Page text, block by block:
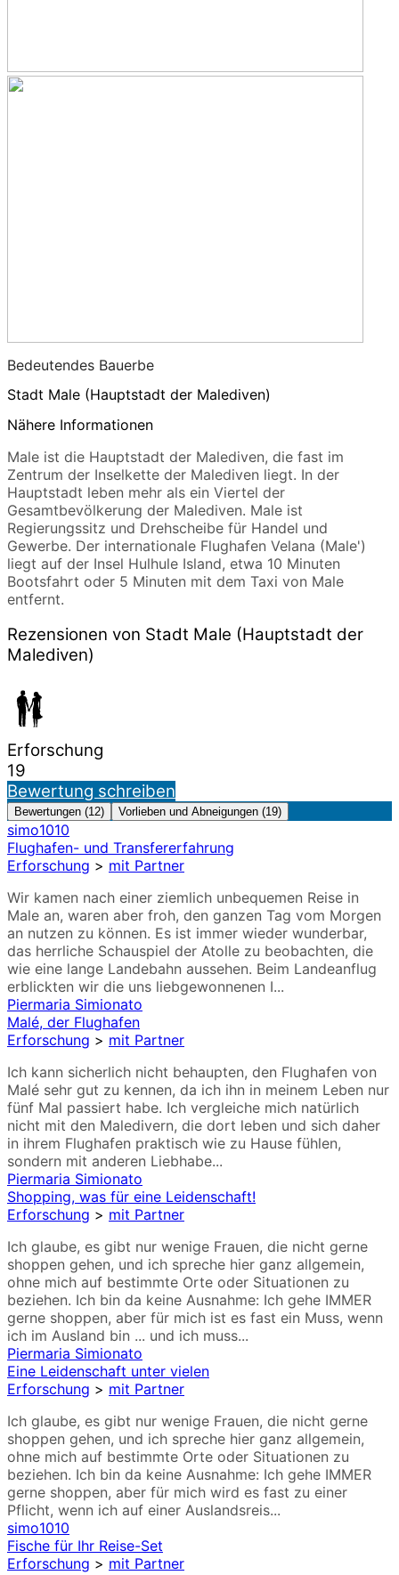
Bedeutendes Bauerbe
Stadt Male (Hauptstadt der Malediven)
Nähere Informationen
Male ist die Hauptstadt der Malediven, die fast im
Zentrum der Inselkette der Malediven liegt. In der
Hauptstadt leben mehr als ein Viertel der
Gesamtbevölkerung der Malediven. Male ist
Regierungssitz und Drehscheibe für Handel und
Gewerbe. Der internationale Flughafen Velana (Male')
liegt auf der Insel Hulhule Island, etwa 10 Minuten
Bootsfahrt oder 5 Minuten mit dem Taxi von Male
entfernt.
Rezensionen von Stadt Male (Hauptstadt der
Malediven)
Erforschung
19
Bewertung schreiben
Bewertungen (12) Vorlieben und Abneigungen (19)
simo1010
Flughafen- und Transfererfahrung
Erforschung > mit Partner
Wir kamen nach einer ziemlich unbequemen Reise in
Male an, waren aber froh, den ganzen Tag vom Morgen
an nutzen zu können. Es ist immer wieder wunderbar,
das herrliche Schauspiel der Atolle zu beobachten, die
wie eine lange Landebahn aussehen. Beim Landeanflug
erblickten wir die uns liebgewonnenen I...
Piermaria Simionato
Malé, der Flughafen
Erforschung > mit Partner
Ich kann sicherlich nicht behaupten, den Flughafen von
Malé sehr gut zu kennen, da ich ihn in meinem Leben nur
fünf Mal passiert habe. Ich vergleiche mich natürlich
nicht mit den Maledivern, die dort leben und sich daher
in ihrem Flughafen praktisch wie zu Hause fühlen,
sondern mit anderen Liebhabe...
Piermaria Simionato
Shopping, was für eine Leidenschaft!
Erforschung > mit Partner
Ich glaube, es gibt nur wenige Frauen, die nicht gerne
shoppen gehen, und ich spreche hier ganz allgemein,
ohne mich auf bestimmte Orte oder Situationen zu
beziehen. Ich bin da keine Ausnahme: Ich gehe IMMER
gerne shoppen, aber für mich ist es fast ein Muss, wenn
ich im Ausland bin ... und ich muss...
Piermaria Simionato
Eine Leidenschaft unter vielen
Erforschung > mit Partner
Ich glaube, es gibt nur wenige Frauen, die nicht gerne
shoppen gehen, und ich spreche hier ganz allgemein,
ohne mich auf bestimmte Orte oder Situationen zu
beziehen. Ich bin da keine Ausnahme: Ich gehe IMMER
gerne shoppen, aber für mich wird es fast zu einer
Pflicht, wenn ich auf einer Auslandsreis...
simo1010
Fische für Ihr Reise-Set
Erforschung > mit Partner